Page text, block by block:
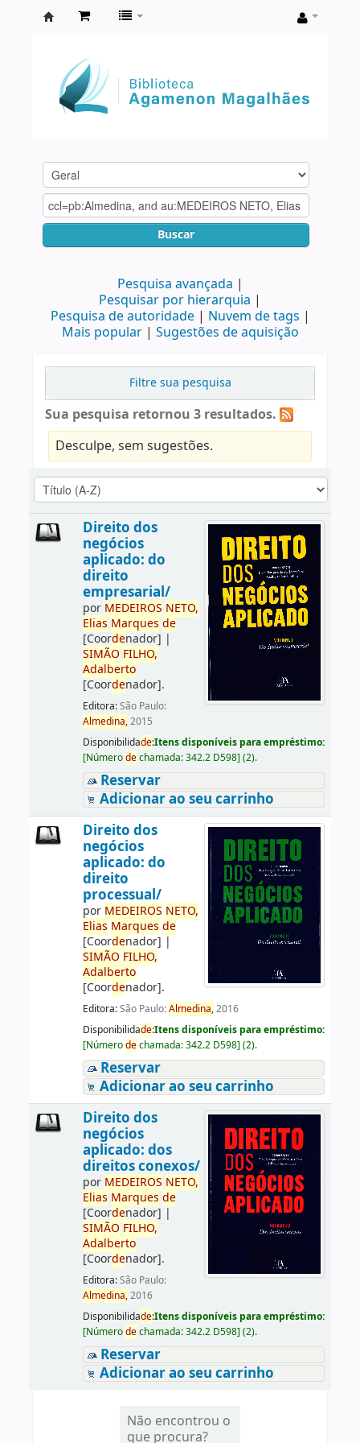
Agamenon
Magalhães
Buscar
Pesquisa avançada
Pesquisar por hierarquia
Pesquisa de autoridade
Nuvem de tags
Mais popular
Sugestões de aquisição
Filtre sua pesquisa
Sua pesquisa retornou 3 resultados.
Desculpe, sem sugestões.
Direito dos
negócios
aplicado: do
direito
empresarial/
por MEDEIROS NETO,
Elias Marques de
[Coordenador] |
SIMÃO FILHO,
Adalberto
[Coordenador].
Editora:São Paulo:
Almedina,2015
Disponibilidade:Itens disponíveis para empréstimo:
[Númerodechamada:342.2 D598] (2).
Reservar
Adicionar ao seu carrinho
Direito dos
negócios
aplicado: do
direito
processual/
por MEDEIROS NETO,
Elias Marques de
[Coordenador] |
SIMÃO FILHO,
Adalberto
[Coordenador].
Editora:São Paulo:Almedina,2016
Disponibilidade:Itens disponíveis para empréstimo:
[Númerodechamada:342.2 D598] (2).
Reservar
Adicionar ao seu carrinho
Direito dos
negócios
aplicado: dos
direitos conexos/
por MEDEIROS NETO,
Elias Marques de
[Coordenador] |
SIMÃO FILHO,
Adalberto
[Coordenador].
Editora:São Paulo:
Almedina,2016
Disponibilidade:Itens disponíveis para empréstimo:
[Númerodechamada:342.2 D598] (2).
Reservar
Adicionar ao seu carrinho
Não encontrou o
que procura?